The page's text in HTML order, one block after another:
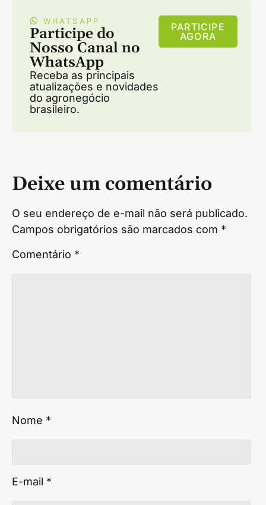
WHATSAPP
Participe do
Nosso Canal no
WhatsApp
Receba as principais
atualizações e novidades
do agronegócio
brasileiro.
PARTICIPE
AGORA
Deixe um comentário
O seu endereço de e-mail não será publicado.
Campos obrigatórios são marcados com *
Comentário *
Nome *
E-mail *